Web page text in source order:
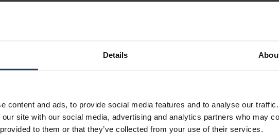
Details
content and ads, to provide social media features and to analyse our
site with our social media, advertising and analytics partners who may
to them or that they’ve collected from your use of their services.
2026